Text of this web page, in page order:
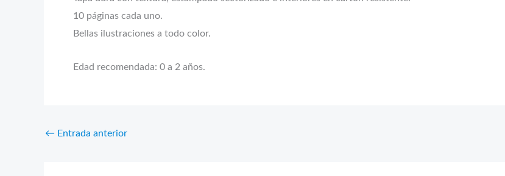
10 páginas cada uno.
Bellas ilustraciones a todo color.
Edad recomendada: 0 a 2 años.
← Entrada anterior